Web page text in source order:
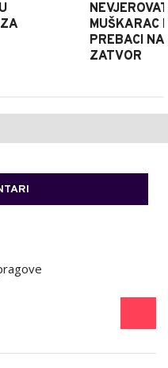
MUŠKARAC
PREBACI
ZATVOR